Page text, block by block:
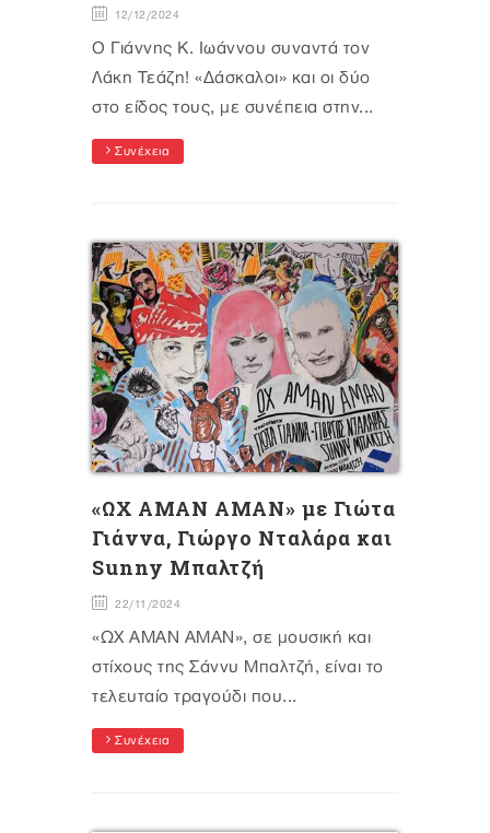
12/12/2024
Ο Γιάννης Κ. Ιωάννου συναντά τον
Λάκη Τεάζη! «Δάσκαλοι» και οι δύο
στο είδος τους, με συνέπεια στην...
Συνέχεια
«ΩΧ ΑΜΑΝ ΑΜΑΝ» με Γιώτα
Γιάννα, Γιώργο Νταλάρα και
Sunny Μπαλτζή
22/11/2024
«ΩΧ ΑΜΑΝ ΑΜΑΝ», σε μουσική και
στίχους της Σάννυ Μπαλτζή, είναι το
τελευταίο τραγούδι που...
Συνέχεια